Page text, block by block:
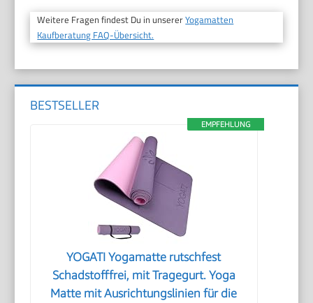
Weitere Fragen findest Du in unsererYogamatten
Kaufberatung FAQ-Übersicht.
BESTSELLER
EMPFEHLUNG
YOGATI Yogamatte rutschfest
Schadstofffrei, mit Tragegurt. Yoga
Matte mit Ausrichtungslinien für die